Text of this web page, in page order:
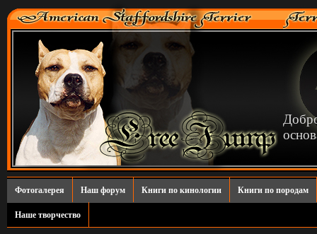
Фотогалерея Наш форум Книги по кинологии Книги по породам
Наше творчество